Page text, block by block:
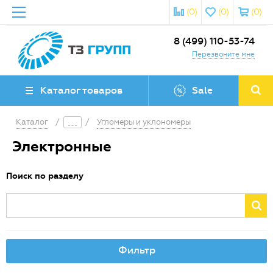
(0)
(0)
(0)
8 (499) 110-53-74
Перезвоните мне
Каталог товаров Sale
Каталог / / Угломеры и уклономеры
Электронные
Поиск по разделу
Фильтр